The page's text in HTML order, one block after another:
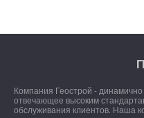
Компания Геострой -
отвечающее высоким
обслуживания клиентов. Наша